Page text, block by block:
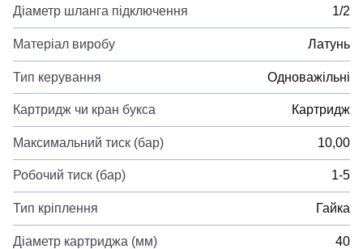
Діаметр шланга підключення 1/2
Матеріал виробу Латунь
Тип керування Одноважільні
Картридж чи кран букса Картридж
Максимальний тиск (бар) 10,00
Робочий тиск (бар) 1-5
Тип кріплення Гайка
Діаметр картриджа (мм) 40